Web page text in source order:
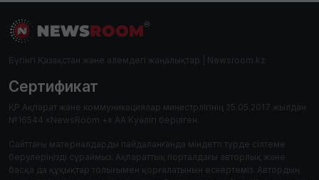
Бүгінгі Қазақстан және әлемдегі жаңалықтар | Newsroom.kz
Сертификат
ҚР Ақпарат және коммуникациялар министрлігінің 25.05.2017 жылдан
№16544 «NewsRoom +» АА Куәлігі берілген.
Сайттағы материалдарды пайдаланғанда міндетті түрде сілтеме
берулеріңізді сұраймыз. Ақпараттық порталдағы авторлық және
басқа да құқықтар толығымен қорғалатынын ескертеміз. Автордың